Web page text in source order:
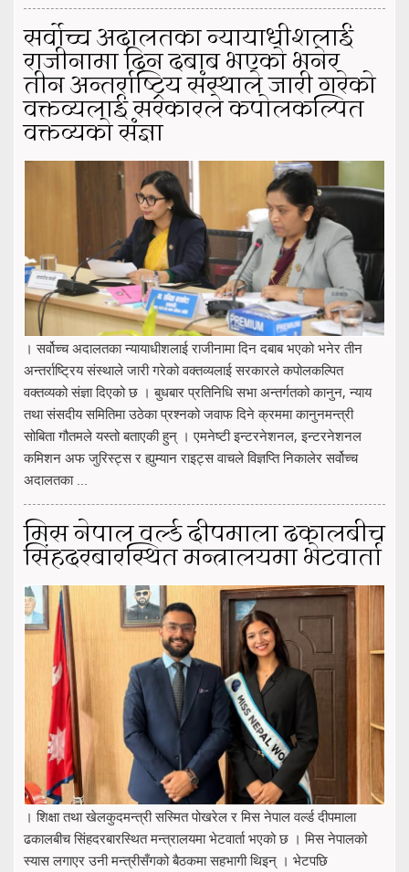
सर्वोच्च अदालतका न्यायाधीशलाई
राजीनामा दिन दबाब भएको भनेर
तीन अन्तर्राष्ट्रिय संस्थाले जारी गरेको
वक्तव्यलाई सरकारले कपोलकल्पित
वक्तव्यको संज्ञा
। सर्वोच्च अदालतका न्यायाधीशलाई राजीनामा दिन दबाब भएको भनेर तीन
अन्तर्राष्ट्रिय संस्थाले जारी गरेको वक्तव्यलाई सरकारले कपोलकल्पित
वक्तव्यको संज्ञा दिएको छ । बुधबार प्रतिनिधि सभा अन्तर्गतको कानुन, न्याय
तथा संसदीय समितिमा उठेका प्रश्नको जवाफ दिने क्रममा कानुनमन्त्री
सोबिता गौतमले यस्तो बताएकी हुन् । एमनेष्टी इन्टरनेशनल, इन्टरनेशनल
कमिशन अफ जुरिस्ट्स र ह्युम्यान राइट्स वाचले विज्ञप्ति निकालेर सर्वोच्च
अदालतका ...
मिस नेपाल वर्ल्ड दीपमाला ढकालबीच
सिंहदरबारस्थित मन्त्रालयमा भेटवार्ता
। शिक्षा तथा खेलकुदमन्त्री सस्मित पोखरेल र मिस नेपाल वर्ल्ड दीपमाला
ढकालबीच सिंहदरबारस्थित मन्त्रालयमा भेटवार्ता भएको छ । मिस नेपालको
स्यास लगाएर उनी मन्त्रीसँगको बैठकमा सहभागी थिइन् । भेटपछि